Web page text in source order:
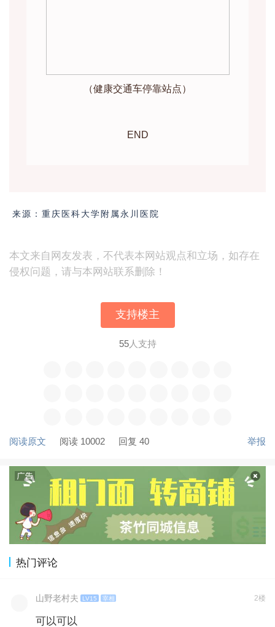
（健康交通车停靠站点）
END
来源：重庆医科大学附属永川医院
本文来自网友发表，不代表本网站观点和立场，如存在
侵权问题，请与本网站联系删除！
支持楼主
55人支持
阅读原文 阅读 10002 回复 40 举报
热门评论
山野老村夫 LV15 宰相 2楼
可以可以